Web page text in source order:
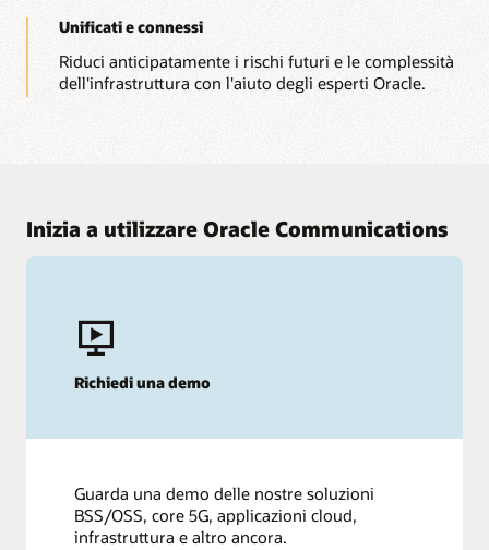
Unificati e connessi
Riduci anticipatamente i rischi futuri e le complessità
dell'infrastruttura con l'aiuto degli esperti Oracle.
Inizia a utilizzare Oracle Communications
Richiedi una demo
Guarda una demo delle nostre soluzioni
BSS/OSS, core 5G, applicazioni cloud,
infrastruttura e altro ancora.